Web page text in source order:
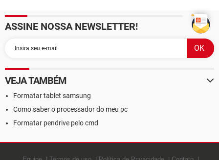
ASSINE NOSSA NEWSLETTER!
VEJA TAMBÉM
Formatar tablet samsung
Como saber o processador do meu pc
Formatar pendrive pelo cmd